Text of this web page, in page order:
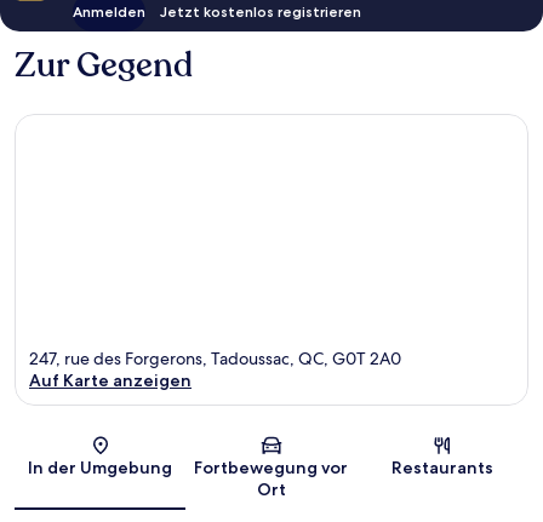
Anmelden Jetzt kostenlos registrieren
Zur Gegend
Karte
247, rue des Forgerons, Tadoussac, QC, G0T 2A0
Auf Karte anzeigen
In der Umgebung
Fortbewegung vor
Ort
Restaurants